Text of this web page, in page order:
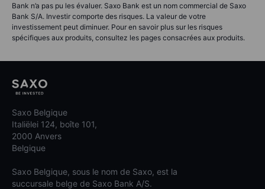
Bank n’a pas pu les évaluer. Saxo Bank est un nom commercial de Saxo
Bank S/A. Investir comporte des risques. La valeur de votre
investissement peut diminuer. Pour en savoir plus sur les risques
spécifiques aux produits, consultez les pages consacrées aux produits.
Saxo Belgique
Italiëlei 124, boîte 101,
2000 Anvers
Belgique
Saxo Belgique, sous le nom de Saxo, est la
succursale belge de Saxo Bank A/S.